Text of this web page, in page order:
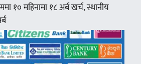
१० महिनामा १८ अर्ब खर्च, स्थानीय